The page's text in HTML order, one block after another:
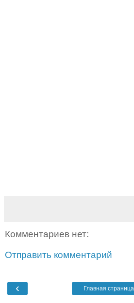
Комментариев нет:
Отправить комментарий
‹ Главная страница